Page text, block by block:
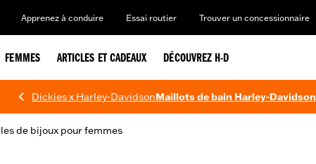
Apprenez à conduire Essai routier Trouver un concessionnaire
FEMMES ARTICLES ET CADEAUX DÉCOUVREZ H-D
Dickies x Harley-DavidsonMaillots de bain Harley-Davidson
de bijoux pour femmes